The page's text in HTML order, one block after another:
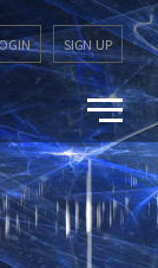
SIGN UP